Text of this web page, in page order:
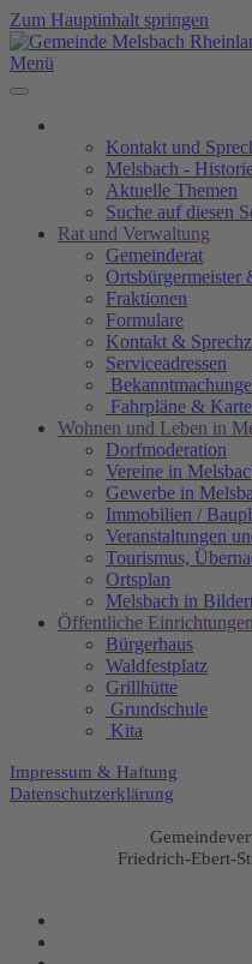
Zum Hauptinhalt springen
Menü
Kontakt und
Melsbach -
Aktuelle Themen
Suche auf diesen
Rat und Verwaltung
Gemeinderat
Ortsbürgermeister
Fraktionen
Formulare
Kontakt &
Serviceadressen
Fahrpläne &
Wohnen und Leben in
Dorfmoderation
Vereine in
Gewerbe in
Immobilien /
Veranstaltungen
Tourismus,
Ortsplan
Melsbach in
Öffentliche Einrichtungen
Bürgerhaus
Waldfestplatz
Grillhütte
Grundschule
Kita
Impressum & Haftung
Datenschutzerklärung
Friedrich-Ebert-